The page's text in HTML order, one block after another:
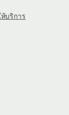
บริการ